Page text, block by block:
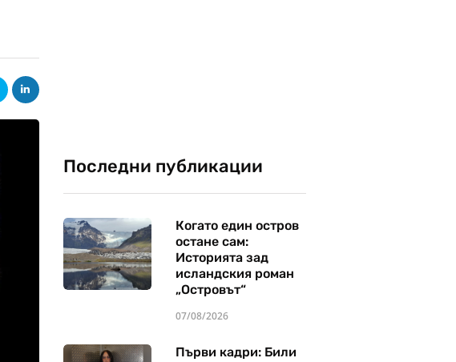
Последни публикации
Когато един остров
остане сам:
Историята зад
исландския роман
„Островът“
07/08/2026
Първи кадри: Били